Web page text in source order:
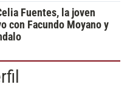
Fuentes, la joven
con Facundo Moyano y